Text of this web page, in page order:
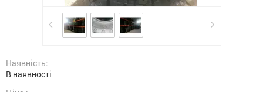
Наявність:
В наявності